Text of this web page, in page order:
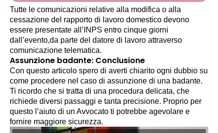
Tutte le comunicazioni relative alla modifica o alla
cessazione del rapporto di lavoro domestico devono
essere presentate all’INPS entro cinque giorni
dall’evento,da parte del datore di lavoro attraverso
comunicazione telematica.
Assunzione badante: Conclusione
Con questo articolo spero di averti chiarito ogni dubbio su
come procedere nel caso di assunzione di una badante.
Ti ricordo che si tratta di una procedura delicata, che
richiede diversi passaggi e tanta precisione. Proprio per
questo l’aiuto di un Avvocato ti potrebbe agevolare e
fornire maggiore sicurezza.